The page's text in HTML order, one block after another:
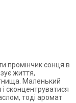
промінчик сонця в
життя,
Маленький
сконцентруватися
тоді аромат